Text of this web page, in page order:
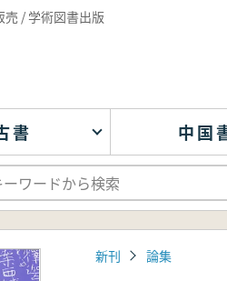
売 / 学術図書出版
書 中国
新刊 論集